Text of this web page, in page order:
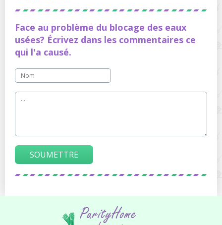
Face au problème du blocage des eaux
usées? Écrivez dans les commentaires ce
qui l'a causé.
SOUMETTRE